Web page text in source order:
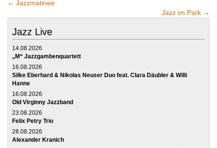
← Jazzmatinee
Jazz im Park →
Jazz Live
14.08.2026
„M“ Jazzgambenquartett
16.08.2026
Silke Eberhard & Nikolas Neuser Duo feat. Clara Däubler & Willi
Hanne
16.08.2026
Old Virginny Jazzband
23.08.2026
Felix Petry Trio
28.08.2026
Alexander Kranich